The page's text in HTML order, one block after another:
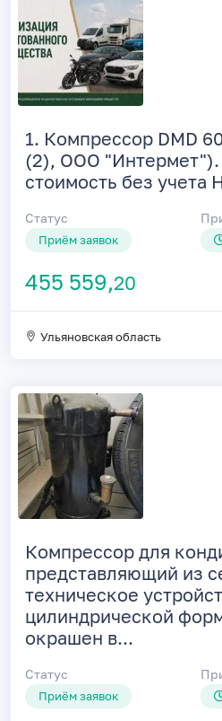
1. Компрессор DMD
(2), ООО "Интермет").
стоимость без учета
Статус
Приём заявок
455 559,20
Ульяновская область
Компрессор для
представляющий из
техническое
цилиндрической
окрашен в...
Статус
Приём заявок